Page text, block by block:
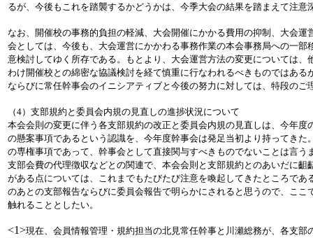
るが、今後もこれを踏襲するかどうかは、今季大会の結果を踏まえて注意
なお、開催校の事務的負担の軽減、大会開催にかかる費用の抑制、大会運
会としては、今後も、大会運営にかかわる事務作業の本会事務局への一部
意検討してゆく所存である。もとより、大会運営方法の変更については、
わけ開催校との綿密な協議検討を経て慎重に行なわれるべきものではある
ならびに常任幹事会のイニシアティブと今後の努力に対しては、特段のご
（4）支部規約と委員会内規の見直しの進捗状況について
本会会則の変更に伴う各支部規約の改正と委員会内規の見直しは、今年度
の懸案事項であるという認識を、今年度幹事会は発足当初より持ってきた
の専権事項であって、幹事会として直接関与すべきものでないことは言う
支部会費の代理徴収などとの関連で、本会会則と支部規約とのあいだに齟
がある点については、これまでもたびたび注意を喚起してきたところであ
のあとの支部報告ならびに委員会報告で明らかにされると思うので、ここ
触れることとしたい。
<1>現在、会員情報管理・規約担当の北見常任幹事と川瀬総務が、各支部